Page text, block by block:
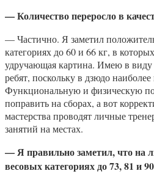
— Количество переросло в
— Частично. Я заметил
категориях до 60 и 66 кг, в
удручающая картина. Имею в виду
ребят, поскольку в дзюдо
Функциональную и физическую
поправить на сборах, а вот
мастерства проводят личные
занятий на местах.
— Я правильно заметил, что на
весовых категориях до 73, 81 и